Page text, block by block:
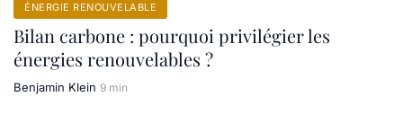
ÉNERGIE RENOUVELABLE
Bilan carbone : pourquoi privilégier les
énergies renouvelables ?
Benjamin Klein 9 min